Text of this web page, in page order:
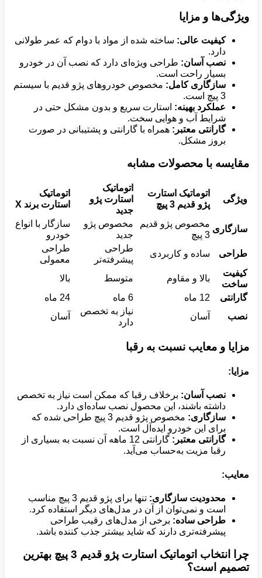
ویژگی‌ها و مزایا
کیفیت عالی: ساخته شده از مواد با دوام که عمر طولانی
دارد.
نصب آسان: طراحی ویژه‌ای دارد که نصب آن در خودرو
بسیار راحت است.
سازگاری کامل: مخصوص خودروهای پژو قدیم با سیستم
3 پیچ است.
عملکرد بهینه: استارت سریع و بدون مشکل حتی در
شرایط آب و هوایی سخت.
گارانتی معتبر : همراه با گارانتی و پشتیبانی در صورت
بروز مشکل.
مقایسه با محصولات مشابه
ویژگی
اتوماتیک استارت
پژو قدیم 3 پیچ
اتوماتیک
استارت پژو
جدید
اتوماتیک
استارت برند
سازگاری
مخصوص پژو قدیم
3 پیچ
مخصوص پژو
جدید
سازگار با انواع
خودرو
طراحی
ساده و کاربردی
طراحی
پیشرفته‌تر
طراحی
معمولی
کیفیت
ساخت
بالا و مقاوم متوسط
بالا
گارانتی
12 ماه 6 ماه
24 ماه
نصب
آسان
نیاز به تخصص
دارد
آسان
مزایا و معایب نسبت به رقبا
مزایا:
نصب آسان: برخلاف رقبا که ممکن است نیاز به تخصص
داشته باشند، این محصول نصب ساده‌ای دارد.
سازگاری:
مخصوص پژو قدیم 3 پیچ طراحی شده که
برای این خودرو ایده‌آل است.
گارانتی معتبر :
گارانتی 12 ماهه آن نسبت به بسیاری از
رقبا مزیت به‌حساب می‌آید.
معایب:
محدودیت سازگاری:
تنها برای پژو قدیم 3 پیچ مناسب
است و نمی‌توان از آن در مدل‌های دیگر استفاده کرد.
طراحی ساده: برخی از مدل‌های رقیب طراحی
پیشرفته‌تری دارند که شاید بیشتر جذب کننده باشد.
چرا انتخاب اتوماتیک استارت پژو قدیم 3 پیچ بهترین
تصمیم است؟